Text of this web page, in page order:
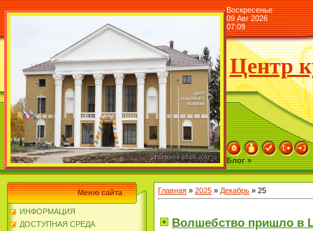
Воскресенье
09 Авг 2026
07:09
Центр
Блог »
Меню сайта
ИНФОРМАЦИЯ
ДОСТУПНАЯ СРЕДА
Главная » 2025 » Декабрь » 25
Волшебство пришло в